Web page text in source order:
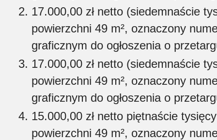
17.000,00 zł netto (siedemnaście
powierzchni 49 m², oznaczony
graficznym do ogłoszenia o
17.000,00 zł netto (siedemnaście
powierzchni 49 m², oznaczony
graficznym do ogłoszenia o
15.000,00 zł netto piętnaście
powierzchni 49 m², oznaczony